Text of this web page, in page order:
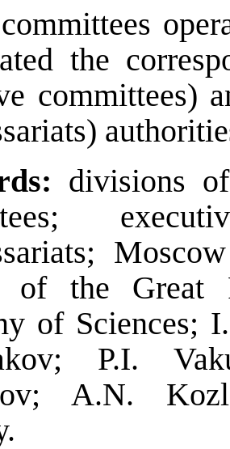
the
committees)
divisions
of the Great
of Sciences;
P.I.
A.N.